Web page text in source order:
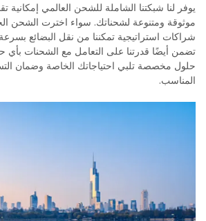
يوفر لنا شبكتنا الشاملة للشحن العالمي
موثوقة ومتنوعة لشحناتك. سواء اخترت الشحن
شراكات استراتيجية تمكننا من نقل البضائع
تضمن أيضًا قدرتنا على التعامل مع الشحنات بأي
حلول مخصصة تلبي احتياجاتك الخاصة وضمان
المناسب.